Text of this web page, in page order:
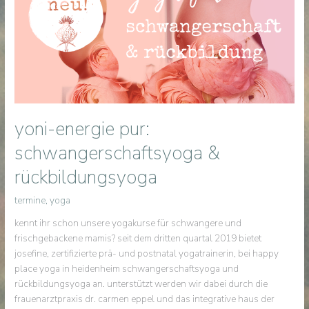
herbstupdate
yoni-energie pur:
schwangerschaftsyoga &
rückbildungsyoga
termine,yoga
kennt ihr schon unsere yogakurse für schwangere und
frischgebackene mamis? seit dem dritten quartal 2019 bietet
josefine, zertifizierte prä- und postnatal yogatrainerin, bei happy
place yoga in heidenheim schwangerschaftsyoga und
rückbildungsyoga an. unterstützt werden wir dabei durch die
frauenarztpraxis dr. carmen eppel und das integrative haus der